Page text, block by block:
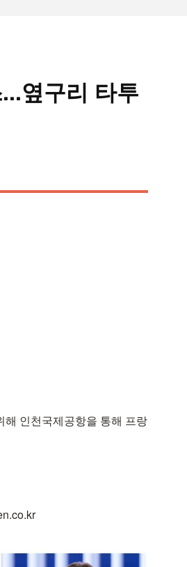
옆구리 타투
인천국제공항을 통해 프랑